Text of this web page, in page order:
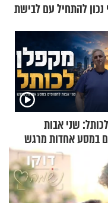
להתחיל עם לבישת
שני אבות
במסע אחדות מרגש